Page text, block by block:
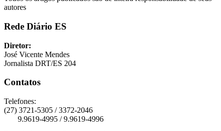
autores
Rede Diário ES
Diretor:
José Vicente Mendes
Jornalista DRT/ES 204
Contatos
Telefones:
(27) 3721-5305 / 3372-2046
9.9619-4995 / 9.9619-4996